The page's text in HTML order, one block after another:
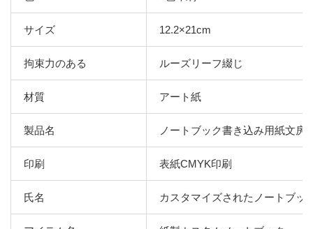
サイズ 12.2×21cm
拘束力のある ルーズリーフ綴じ
材質 アート紙
製品名 ノートブック書き込み用紙文房
印刷 表紙CMYK印刷
氏名 カスタマイズされたノートブッ